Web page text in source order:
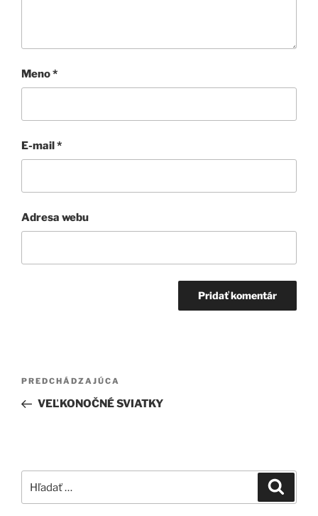
Meno*
E-mail*
Adresa webu
Navigácia
článku
Predchádzajúci
článok
PREDCHÁDZAJÚCA
VEĽKONOČNÉ SVIATKY